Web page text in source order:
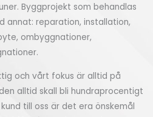
Byggprojekt som behandlas
annat: reparation, installation,
ombyggnationer,
och vårt fokus är alltid på
alltid skall bli hundraprocentigt
till oss är det era önskemål